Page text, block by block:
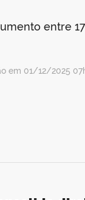
entre
em 01/12/2025